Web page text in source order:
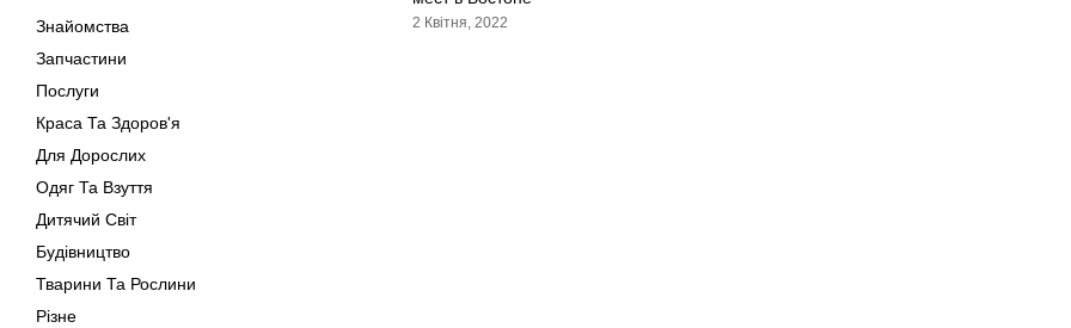
Знайомства
Запчастини
Послуги
Краса Та Здоров'я
Для Дорослих
Одяг Та Взуття
Дитячий Світ
Будівництво
Тварини Та Рослини
Різне
2 Квітня, 2022